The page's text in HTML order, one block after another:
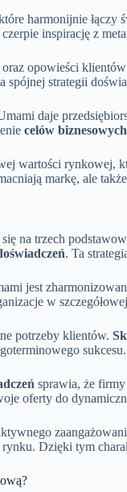
harmonijnie łączy
inspirację z
opowieści
strategii
daje
celów
wartości rynkowej,
markę, ale
na trzech
. Ta
jest
w
potrzeby klientów.
sukcesu.
sprawia, że
oferty do
rynku. Dzięki tym